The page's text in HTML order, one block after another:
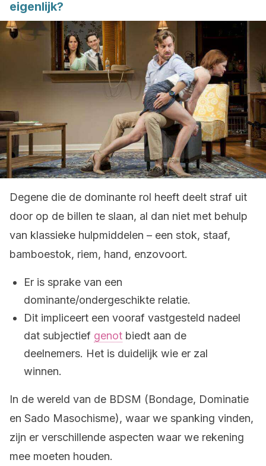
eigenlijk?
Degene die de dominante rol heeft deelt straf uit
door op de billen te slaan, al dan niet met behulp
van klassieke hulpmiddelen – een stok, staaf,
bamboestok, riem, hand, enzovoort.
Er is sprake van een
dominante/ondergeschikte relatie.
Dit impliceert een vooraf vastgesteld nadeel
dat subjectief genot biedt aan de
deelnemers. Het is duidelijk wie er zal
winnen.
In de wereld van de BDSM (Bondage, Dominatie
en Sado Masochisme), waar we spanking vinden,
zijn er verschillende aspecten waar we rekening
mee moeten houden.